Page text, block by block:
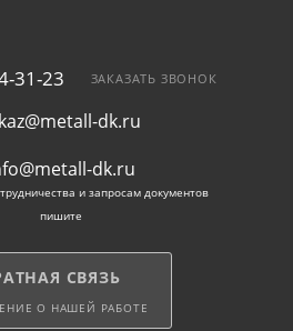
31-23 ЗАКАЗАТЬ ЗВОНОК
dk.ru
dk.ru
и запросам документов
пишите
СВЯЗЬ
О НАШЕЙ РАБОТЕ